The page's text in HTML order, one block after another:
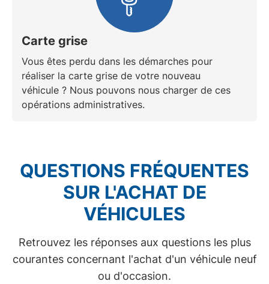
Carte grise
Vous êtes perdu dans les démarches pour
réaliser la carte grise de votre nouveau
véhicule ? Nous pouvons nous charger de ces
opérations administratives.
QUESTIONS FRÉQUENTES
SUR L'ACHAT DE
VÉHICULES
Retrouvez les réponses aux questions les plus
courantes concernant l'achat d'un véhicule neuf
ou d'occasion.